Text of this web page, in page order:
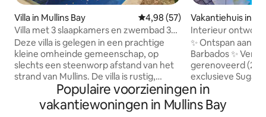
Villa in Mullins Bay Gemiddelde beoordeling van
4,98 (57)
Villa met 3 slaapkamers en zwembad 30
seconden lopen naar het strand
Deze villa is gelegen in een prachtige
kleine omheinde gemeenschap, op
slechts een steenworp afstand van het
strand van Mullins. De villa is rustig,
afgelegen en perfect voor
entertainment, barbecueën of om
gewoon te ontspannen op de
Vakantiehuis in
Interieur
slaapkamers en 2
✨ Ontspan aan
Barbados ✨
gerenoveerd
exclusieve Sugar
omheinde
een heuvelrug
het clubhuis en
Populaire voorzieningen in
vakantiewoningen in Mullins Bay